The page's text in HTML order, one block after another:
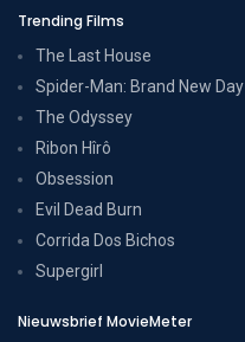
Trending Films
The Last House
Spider-Man: Brand New Day
The Odyssey
Ribon Hîrô
Obsession
Evil Dead Burn
Corrida Dos Bichos
Supergirl
Nieuwsbrief MovieMeter